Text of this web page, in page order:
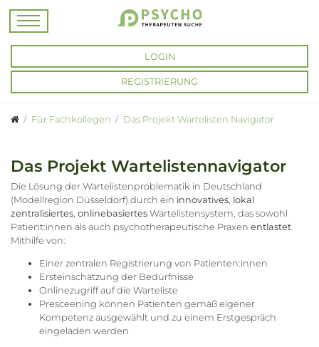
LOGIN
REGISTRIERUNG
Für Fachkollegen Das Projekt Wartelisten Navigator
Das Projekt Wartelistennavigator
Die Lösung der Wartelistenproblematik in Deutschland
(Modellregion Düsseldorf) durch ein innovatives, lokal
zentralisiertes, onlinebasiertes Wartelistensystem, das sowohl
Patient:innen als auch psychotherapeutische Praxen entlastet.
Mithilfe von:
Einer zentralen Registrierung von Patienten:innen
Ersteinschätzung der Bedürfnisse
Onlinezugriff auf die Warteliste
Presceening können Patienten gemäß eigener
Kompetenz ausgewählt und zu einem Erstgespräch
eingeladen werden